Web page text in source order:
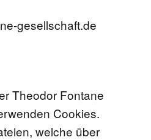
gesellschaft.de
Theodor Fontane
Cookies.
welche über